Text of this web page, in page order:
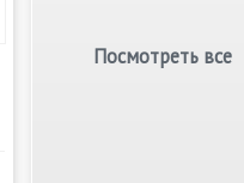
Посмотреть все